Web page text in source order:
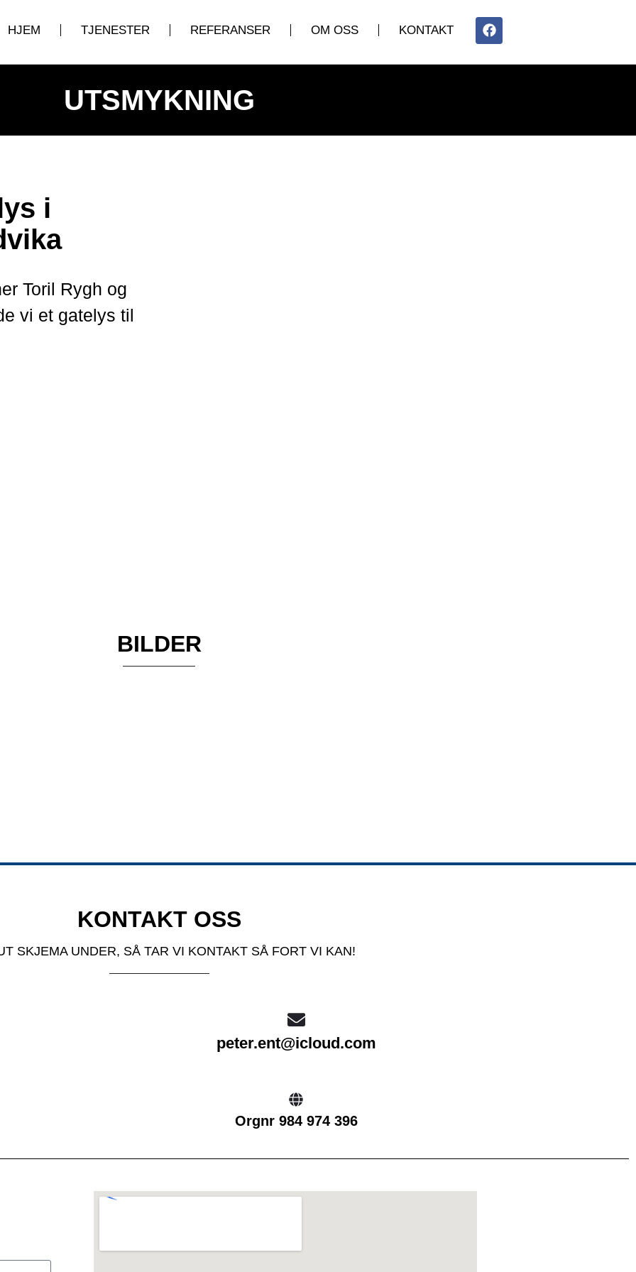
HJEM TJENESTER REFERANSER OM OSS KONTAKT
UTSMYKNING
i
Toril Rygh og
vi et gatelys til
BILDER
KONTAKT OSS
SKJEMA UNDER, SÅ TAR VI KONTAKT SÅ FORT VI KAN!
peter.ent@icloud.com
Orgnr 984 974 396